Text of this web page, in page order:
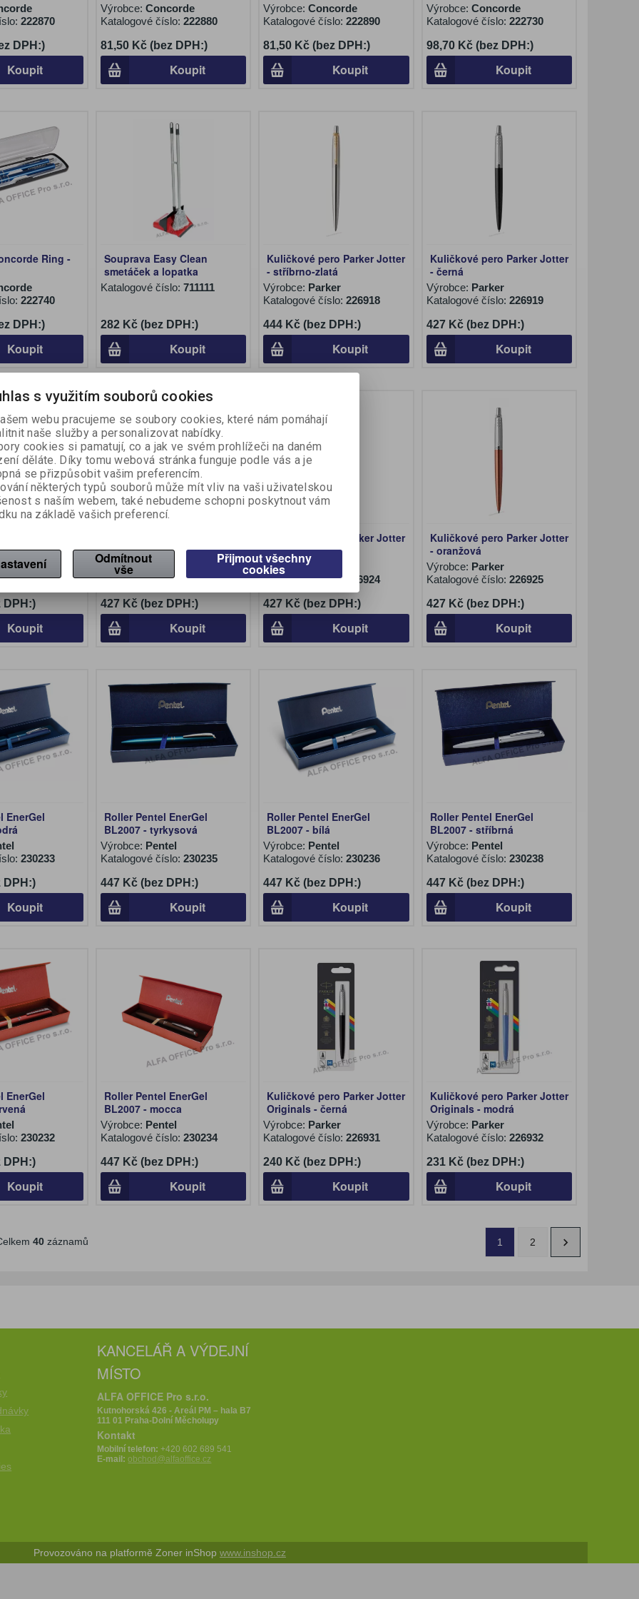
222870
DPH:)
Koupit
Výrobce: Concorde
Katalogové číslo: 222880
81,50 Kč (bez DPH:)
Koupit
Výrobce:Concorde
Katalogové číslo:222890
81,50 Kč (bez DPH:)
Koupit
Výrobce: Concorde
Katalogové číslo: 222730
98,70 Kč (bez DPH:)
Koupit
Ring -
222740
DPH:)
Koupit
Souprava Easy Clean
smetáček a lopatka
Katalogové číslo: 711111
282 Kč (bez DPH:)
Koupit
Kuličkové pero Parker Jotter
- stříbrno-zlatá
Výrobce: Parker
Katalogové číslo:226918
444 Kč (bez DPH:)
Koupit
Kuličkové pero Parker Jotter
- černá
Výrobce: Parker
Katalogové číslo: 226919
427 Kč (bez DPH:)
Koupit
Parker Jotter
226921
DPH:)
Koupit
- tmavě modrá
Výrobce:Parker
Katalogové číslo:
226922
427 Kč (bez DPH:)
Koupit
Kuličkové pero Parker Jotter
- světle modrá
Výrobce:Parker
Katalogové číslo:
226924
427 Kč (bez DPH:)
Koupit
Kuličkové pero Parker Jotter
- oranžová
Výrobce: Parker
Katalogové číslo: 226925
427 Kč (bez DPH:)
Koupit
EnerGel
230233
DPH:)
Koupit
Roller Pentel EnerGel
BL2007 - tyrkysová
Výrobce: Pentel
Katalogové číslo: 230235
447 Kč (bez DPH:)
Koupit
Roller Pentel EnerGel
BL2007 - bílá
Výrobce: Pentel
Katalogové číslo:230236
447 Kč (bez DPH:)
Koupit
Roller Pentel EnerGel
BL2007 - stříbrná
Výrobce: Pentel
Katalogové číslo: 230238
447 Kč (bez DPH:)
Koupit
EnerGel
230232
DPH:)
Koupit
Roller Pentel EnerGel
BL2007 - mocca
Výrobce: Pentel
Katalogové číslo: 230234
447 Kč (bez DPH:)
Koupit
Kuličkové pero Parker Jotter
Originals - černá
Výrobce: Parker
Katalogové číslo:226931
240 Kč (bez DPH:)
Koupit
Kuličkové pero Parker Jotter
Originals - modrá
Výrobce: Parker
Katalogové číslo: 226932
231 Kč (bez DPH:)
Koupit
40záznamů 1 2
KANCELÁŘ A VÝDEJNÍ
MÍSTO
ALFA OFFICE Pro s.r.o.
Kutnohorská 426 - Areál PM – hala B7
111 01 Praha-Dolní Měcholupy
Kontakt
Mobilní telefon:+420 602 689 541
E-mail:obchod@alfaoffice.cz
Provozováno na platformě Zoner inShop www.inshop.cz
s využitím souborů cookies
webu pracujeme se soubory cookies, které nám pomáhají
naše služby a personalizovat nabídky.
cookies si pamatují, co a jak ve svém prohlížeči na daném
děláte. Díky tomu webová stránka funguje podle vás a je
se přizpůsobit vašim preferencím.
některých typů souborů může mít vliv na vaši uživatelskou
s naším webem, také nebudeme schopni poskytnout vám
na základě vašich preferencí.
Odmítnout
vše
Přijmout všechny
cookies